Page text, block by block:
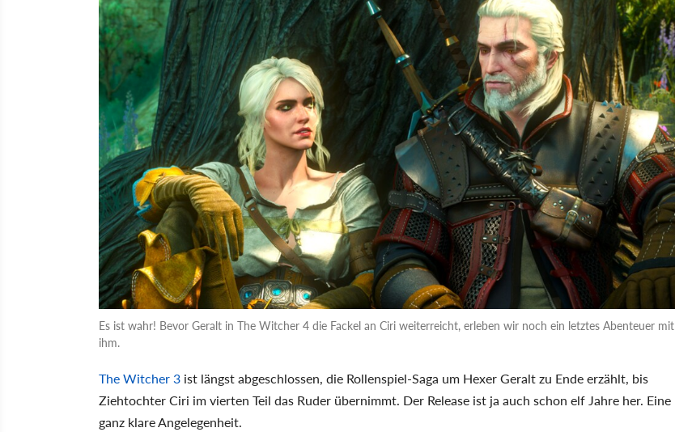
Es ist wahr! Bevor Geralt in The Witcher 4 die Fackel an Ciri weiterreicht, erleben wir noch ein letztes Abenteuer mit
ihm.
The Witcher 3 ist längst abgeschlossen, die Rollenspiel-Saga um Hexer Geralt zu Ende erzählt, bis
Ziehtochter Ciri im vierten Teil das Ruder übernimmt. Der Release ist ja auch schon elf Jahre her. Eine
ganz klare Angelegenheit.